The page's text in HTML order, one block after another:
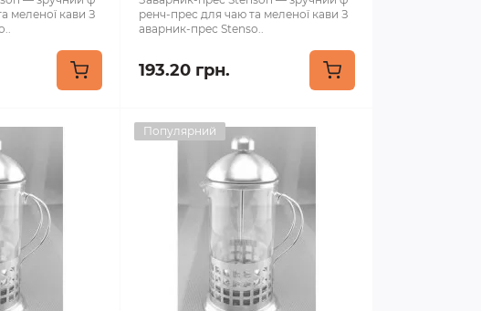
меленої кави З
ренч-прес для чаю та меленої кави З
аварник-прес Stenso..
193.20 грн.
Популярний